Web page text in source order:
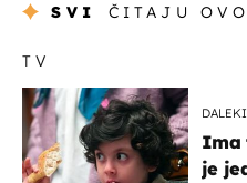
SVI ČITAJU OVO
TV
Ima
je